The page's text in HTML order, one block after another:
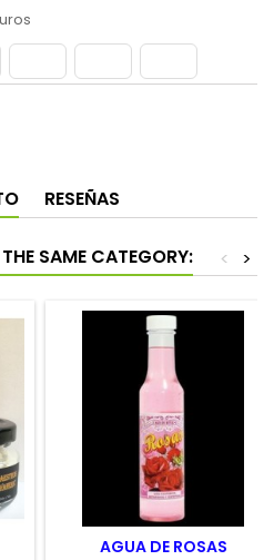
RESEÑAS
SAME CATEGORY: >
<
AGUA DE ROSAS